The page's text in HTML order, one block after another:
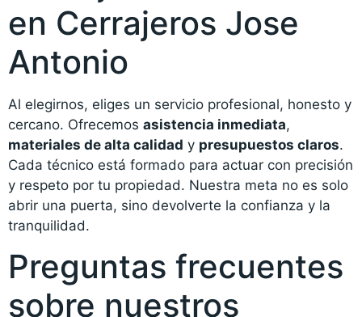
en Cerrajeros Jose
Antonio
Al elegirnos, eliges un servicio profesional, honesto y
cercano. Ofrecemos asistencia inmediata,
materiales de alta calidad y presupuestos claros.
Cada técnico está formado para actuar con precisión
y respeto por tu propiedad. Nuestra meta no es solo
abrir una puerta, sino devolverte la confianza y la
tranquilidad.
Preguntas frecuentes
sobre nuestros